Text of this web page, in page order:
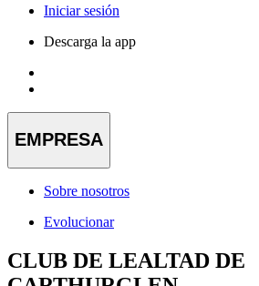
Iniciar sesión
Descarga la app
EMPRESA
Sobre nosotros
Evolucionar
CLUB DE LEALTAD DE